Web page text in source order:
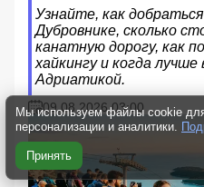
Узнайте, как
Дубровнике, сколько
канатную дорогу, как
хайкингу и когда
Адриатикой.
09.08.2026 03:00
Мы используем файлы cookie для
персонализации и аналитики.
Принять